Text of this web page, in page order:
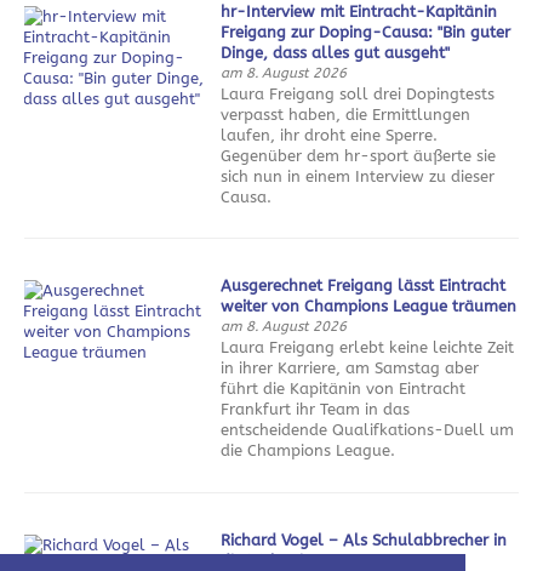
hr-Interview mit Eintracht-Kapitänin
Freigang zur Doping-Causa: "Bin guter
Dinge, dass alles gut ausgeht"
am 8. August 2026
Laura Freigang soll drei Dopingtests
verpasst haben, die Ermittlungen
laufen, ihr droht eine Sperre.
Gegenüber dem hr-sport äußerte sie
sich nun in einem Interview zu dieser
Causa.
Ausgerechnet Freigang lässt Eintracht
weiter von Champions League träumen
am 8. August 2026
Laura Freigang erlebt keine leichte Zeit
in ihrer Karriere, am Samstag aber
führt die Kapitänin von Eintracht
Frankfurt ihr Team in das
entscheidende Qualifkations-Duell um
die Champions League.
Richard Vogel – Als Schulabbrecher in